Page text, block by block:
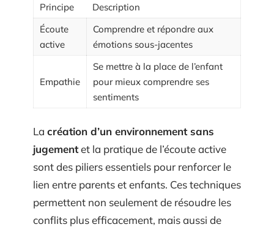
Principe
Description
Écoute
active
Comprendre et répondre aux
émotions sous-jacentes
Empathie
Se mettre à la place de l’enfant
pour mieux comprendre ses
sentiments
La création d’un environnement sans
jugementet la pratique de l’écoute active
sont des piliers essentiels pour renforcer le
lien entre parents et enfants. Ces techniques
permettent non seulement de résoudre les
conflits plus efficacement, mais aussi de